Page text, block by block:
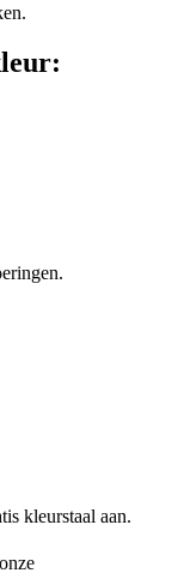
kleurstaal aan.